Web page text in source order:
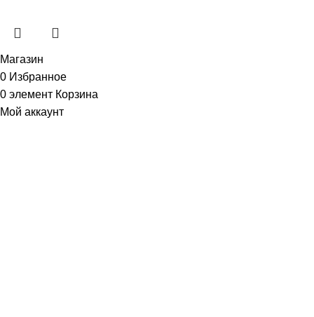
Магазин
0 Избранное
0 элемент Корзина
Мой аккаунт